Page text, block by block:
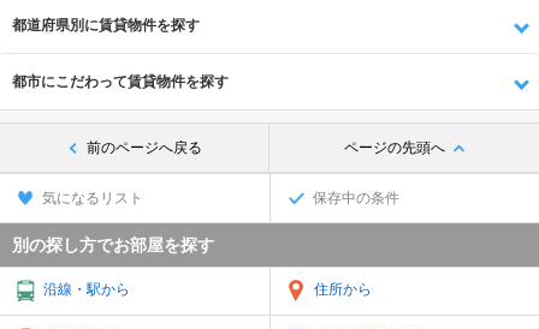
都道府県別に賃貸物件を探す
都市にこだわって賃貸物件を探す
前のページへ戻る ページの先頭へ
気になるリスト 保存中の条件
別の探し方でお部屋を探す
沿線・駅から 住所から